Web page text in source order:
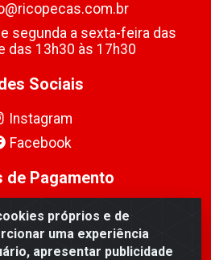
próprios e de
uma experiência
apresentar publicidade
segunda a sexta-feira das
das 13h30 às 17h30
Sociais
Instagram
Facebook
de Pagamento